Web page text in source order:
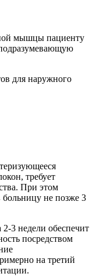
мышцы пациенту
для наружного
требует
При этом
не позже 3
3 недели обеспечит
посредством
на третий